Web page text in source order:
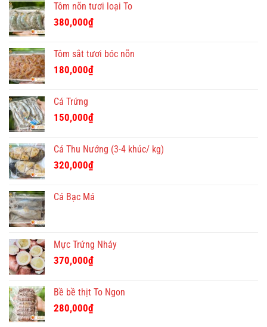
Tôm nõn tươi loại To
380,000₫
Tôm sắt tươi bóc nõn
180,000₫
Cá Trứng
150,000₫
Cá Thu Nướng (3-4 khúc/ kg)
320,000₫
Cá Bạc Má
Mực Trứng Nháy
370,000₫
Bề bề thịt To Ngon
280,000₫